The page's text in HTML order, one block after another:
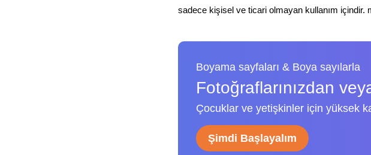
sadece kişisel ve ticari olmayan kullanım
Boyama sayfaları & Boya sayılarla
Fotoğraflarınızdan
Çocuklar ve yetişkinler için yüksek
Şimdi Başlayalım